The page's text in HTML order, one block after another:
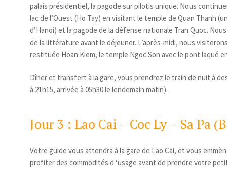
palais présidentiel, la pagode sur pilotis unique. Nous
lac de l’Ouest (Ho Tay) en visitant le temple de Quan Thanh
d’Hanoi) et la pagode de la défense nationale Tran Quoc.
de la littérature avant le déjeuner. L’après-midi, nous
restituée Hoan Kiem, le temple Ngoc Son avec le pont laqué
Dîner et transfert à la gare, vous prendrez le train de nuit à
à 21h15, arrivée à 05h30 le lendemain matin).
Jour 3 : Lao Cai – Coc Ly – Sa Pa
Votre guide vous attendra à la gare de Lao Cai, et vous
profiter des commodités d ‘usage avant de prendre votre